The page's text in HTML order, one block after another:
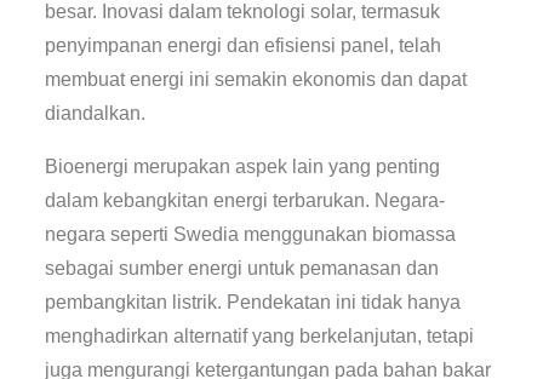
besar. Inovasi dalam teknologi solar, termasuk
penyimpanan energi dan efisiensi panel, telah
membuat energi ini semakin ekonomis dan dapat
diandalkan.
Bioenergi merupakan aspek lain yang penting
dalam kebangkitan energi terbarukan. Negara-
negara seperti Swedia menggunakan biomassa
sebagai sumber energi untuk pemanasan dan
pembangkitan listrik. Pendekatan ini tidak hanya
menghadirkan alternatif yang berkelanjutan, tetapi
juga mengurangi ketergantungan pada bahan bakar